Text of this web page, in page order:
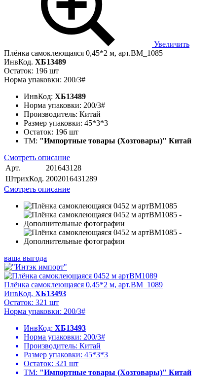
Увеличить
Плёнка самоклеющаяся 0,45*2 м, арт.BM_1085
ИнвКод. ХБ13489
Остаток: 196 шт
Норма упаковки: 200/3#
ИнвКод: ХБ13489
Норма упаковки: 200/3#
Производитель: Китай
Размер упаковки: 45*3*3
Остаток: 196 шт
ТМ: "Импортные товары (Хозтовары)" Китай
Смотреть описание
Арт.
201643128
ШтрихКод. 2002016431289
Смотреть описание
ваша выгода
Плёнка самоклеющаяся 0,45*2 м, арт.BM_1089
ИнвКод. ХБ13493
Остаток: 321 шт
Норма упаковки: 200/3#
ИнвКод: ХБ13493
Норма упаковки: 200/3#
Производитель: Китай
Размер упаковки: 45*3*3
Остаток: 321 шт
ТМ: "Импортные товары (Хозтовары)" Китай